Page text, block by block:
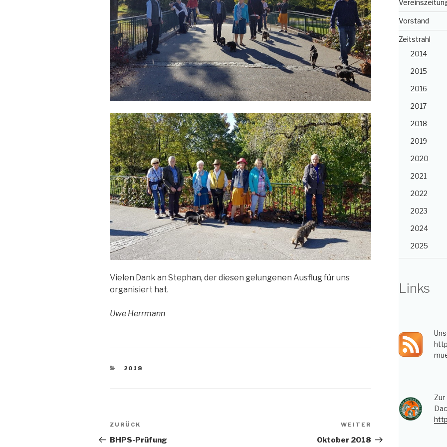
Vielen Dank an Stephan, der diesen gelungenen Ausflug für uns
organisiert hat.
Uwe Herrmann
KATEGORIEN
2018
Beitragsnavigation
Vorheriger
Beitrag
ZURÜCK
BHPS-Prüfung
Beitrag
WEITER
Oktober 2018
Vorstand
Zeitstrahl
2014
2015
2016
2017
2018
2019
2020
2021
2022
2023
2024
2025
Links